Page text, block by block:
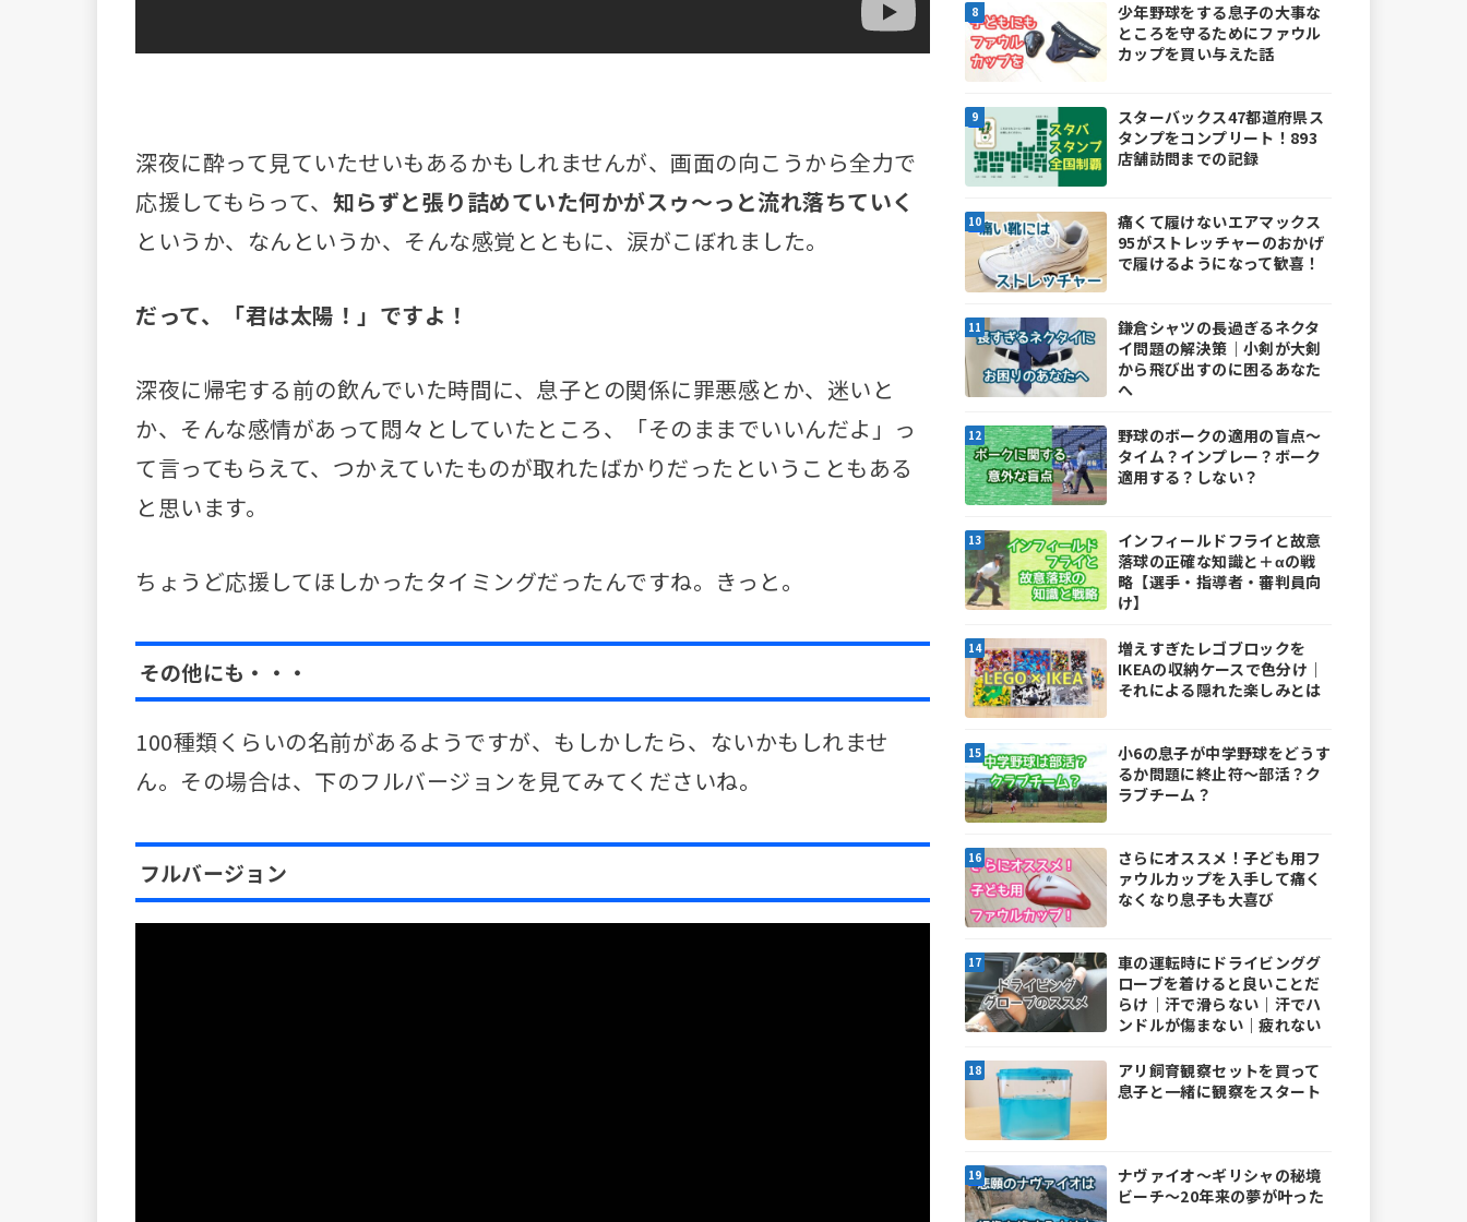
深夜に酔って見ていたせいもあるかもしれませんが、画面の向こうから全力で
応援してもらって、 知らずと張り詰めていた何かがスゥ～っと流れ落ちていく
というか、なんというか、そんな感覚とともに、涙がこぼれました。
だって、「君は太陽！」ですよ！
深夜に帰宅する前の飲んでいた時間に、息子との関係に罪悪感とか、迷いと
か、そんな感情があって悶々としていたところ、「そのままでいいんだよ」っ
て言ってもらえて、つかえていたものが取れたばかりだったということもある
と思います。
ちょうど応援してほしかったタイミングだったんですね。きっと。
その他にも・・・
100種類くらいの名前があるようですが、もしかしたら、ないかもしれませ
ん。その場合は、下のフルバージョンを見てみてくださいね。
フルバージョン
少年野球をする息子の大事な
ところを守るためにファウル
カップを買い与えた話
スターバックス47都道府県ス
タンプをコンプリート！893
店舗訪問までの記録
痛くて履けないエアマックス
95がストレッチャーのおかげ
で履けるようになって歓喜！
鎌倉シャツの長過ぎるネクタ
イ問題の解決策｜小剣が大剣
から飛び出すのに困るあなた
へ
野球のボークの適用の盲点～
タイム？インプレー？ボーク
適用する？しない？
インフィールドフライと故意
落球の正確な知識と＋αの戦
略【選手・指導者・審判員向
け】
増えすぎたレゴブロックを
IKEAの収納ケースで色分け｜
それによる隠れた楽しみとは
小6の息子が中学野球をどうす
るか問題に終止符～部活？ク
ラブチーム？
さらにオススメ！子ども用フ
ァウルカップを入手して痛く
なくなり息子も大喜び
車の運転時にドライビンググ
ローブを着けると良いことだ
らけ｜汗で滑らない｜汗でハ
ンドルが傷まない｜疲れない
アリ飼育観察セットを買って
息子と一緒に観察をスタート
ナヴァイオ～ギリシャの秘境
ビーチ～20年来の夢が叶った